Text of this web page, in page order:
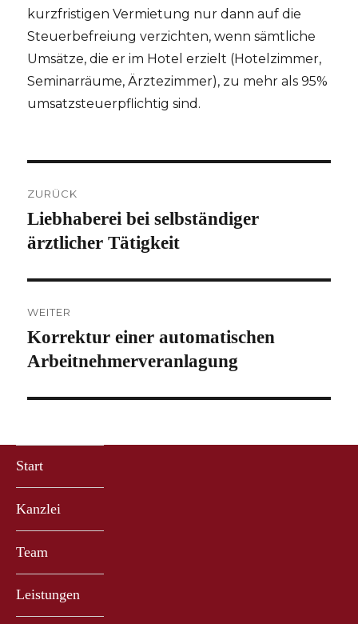
kurzfristigen Vermietung nur dann auf die
Steuerbefreiung verzichten, wenn sämtliche
Umsätze, die er im Hotel erzielt (Hotelzimmer,
Seminarräume, Ärztezimmer), zu mehr als 95%
umsatzsteuerpflichtig sind.
ZURÜCK
Vorheriger
Beitrag:
Liebhaberei bei selbständiger
ärztlicher Tätigkeit
WEITER
Nächster
Beitrag:
Korrektur einer automatischen
Arbeitnehmerveranlagung
Start
Kanzlei
Team
Leistungen